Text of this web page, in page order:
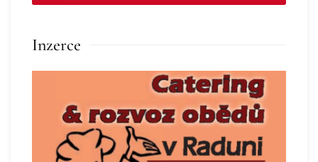
Inzerce